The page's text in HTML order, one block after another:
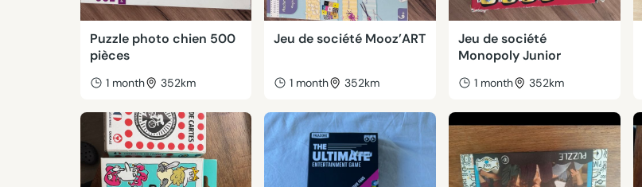
Puzzle photo chien 500
pièces
1 month 352km
Jeu de société Mooz’ART
1 month 352km
Jeu de société
Monopoly Junior
1 month 352km